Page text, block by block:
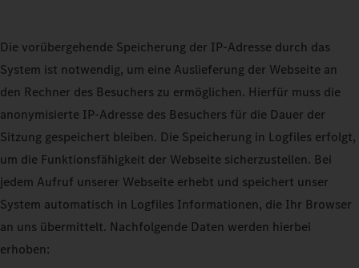
Die vorübergehende Speicherung der IP-Adresse durch das
System ist notwendig, um eine Auslieferung der Webseite an
den Rechner des Besuchers zu ermöglichen. Hierfür muss die
anonymisierte IP-Adresse des Besuchers für die Dauer der
Sitzung gespeichert bleiben. Die Speicherung in Logfiles erfolgt,
um die Funktionsfähigkeit der Webseite sicherzustellen. Bei
jedem Aufruf unserer Webseite erhebt und speichert unser
System automatisch in Logfiles Informationen, die Ihr Browser
an uns übermittelt. Nachfolgende Daten werden hierbei
erhoben: